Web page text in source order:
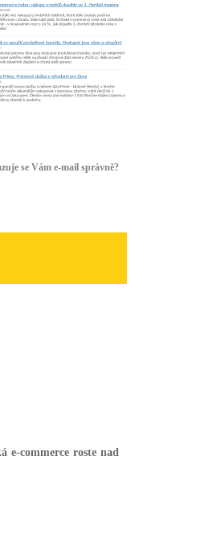
se Vám e-mail správně?
e-commerce roste nad